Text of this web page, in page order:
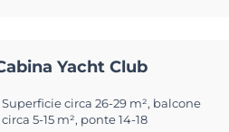
Yacht Club
Superficie circa 26-29 m², balcone
circa 5-15 m², ponte 14-18